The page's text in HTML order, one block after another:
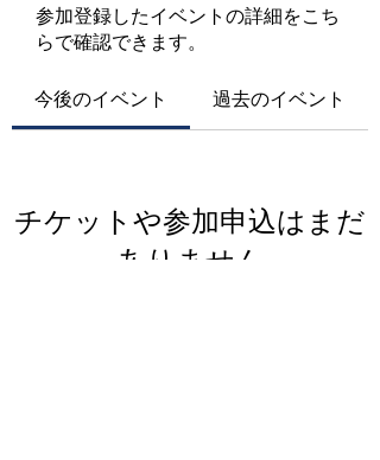
参加登録したイベントの詳細をこち
らで確認できます。
今後のイベント 過去のイベント
チケットや参加申込はまだ
ありません